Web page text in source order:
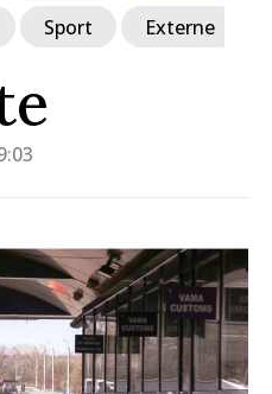
Sport Externe